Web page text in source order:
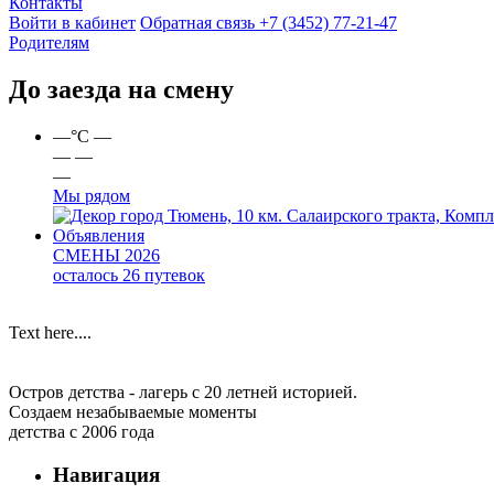
Войти в кабинет Обратная связь +7 (3452) 77-21-47
Родителям
До заезда на смену
—°C —
— —
—
Мы рядом
город Тюмень, 10 км. Салаирского тракта,
Объявления
СМЕНЫ 2026
осталось 26 путевок
Text here....
Остров детства - лагерь с 20 летней историей.
Создаем незабываемые моменты
детства с 2006 года
Навигация